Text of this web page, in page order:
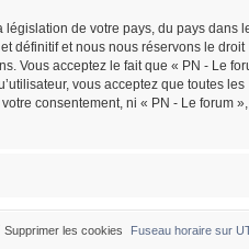
de votre pays, du pays dans
définitif et nous nous réservons le droit
Vous acceptez le fait que « PN - Le
vous acceptez que toutes les
consentement, ni « PN - Le forum
Fuseau horaire sur
Supprimer les cookies